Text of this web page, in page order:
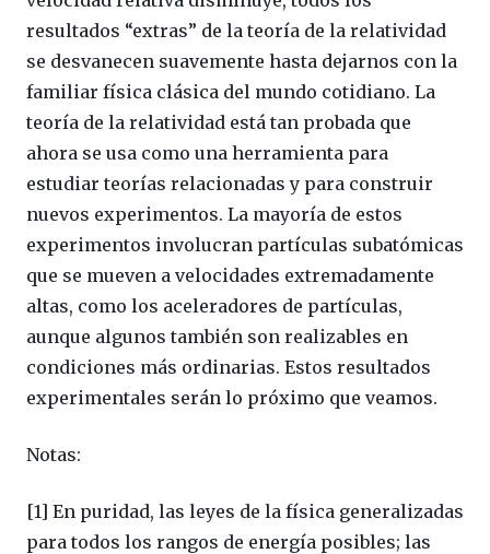
resultados “extras” de la teoría de la relatividad
se desvanecen suavemente hasta dejarnos con la
familiar física clásica del mundo cotidiano. La
teoría de la relatividad está tan probada que
ahora se usa como una herramienta para
estudiar teorías relacionadas y para construir
nuevos experimentos. La mayoría de estos
experimentos involucran partículas subatómicas
que se mueven a velocidades extremadamente
altas, como los aceleradores de partículas,
aunque algunos también son realizables en
condiciones más ordinarias. Estos resultados
experimentales serán lo próximo que veamos.
Notas:
[1] En puridad, las leyes de la física generalizadas
para todos los rangos de energía posibles; las